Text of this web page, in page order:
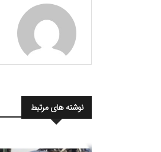
نوشته های مرتبط